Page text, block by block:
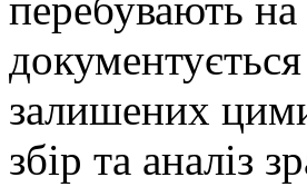
залишених
збір та аналіз